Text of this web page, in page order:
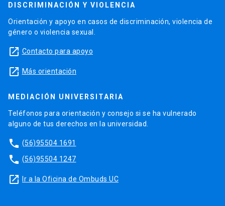
DISCRIMINACIÓN Y VIOLENCIA
Orientación y apoyo en casos de discriminación, violencia de
género o violencia sexual.
launch Contacto para apoyo
launch Más orientación
MEDIACIÓN UNIVERSITARIA
Teléfonos para orientación y consejo si se ha vulnerado
alguno de tus derechos en la universidad.
phone (56)95504 1691
phone (56)95504 1247
launch Ir a la Oficina de Ombuds UC